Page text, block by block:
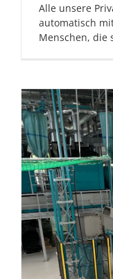
Alle unsere
automatisch
Menschen, die